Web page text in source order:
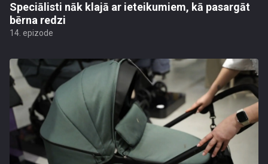
Speciālisti nāk klajā ar ieteikumiem, kā pasargāt
bērna redzi
14. epizode